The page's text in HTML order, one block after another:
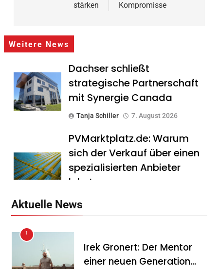
stärken
Kompromisse
Weitere News
Dachser schließt
strategische Partnerschaft
mit Synergie Canada
Tanja Schiller 7. August 2026
PVMarktplatz.de: Warum
sich der Verkauf über einen
spezialisierten Anbieter
lohnt
Mitarbeitergespräch pro
Aktuelle News
1
Irek Gronert: Der Mentor
einer neuen Generation